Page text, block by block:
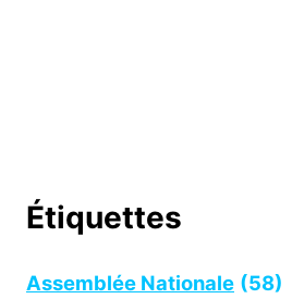
Étiquettes
Assemblée Nationale (58)